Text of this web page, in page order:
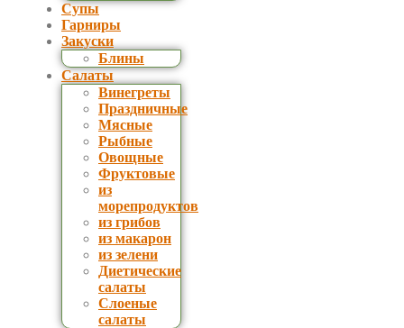
Супы
Гарниры
Закуски
Блины
Салаты
Винегреты
Праздничные
Мясные
Рыбные
Овощные
Фруктовые
из
морепродуктов
из грибов
из макарон
из зелени
Диетические
салаты
Слоеные
салаты